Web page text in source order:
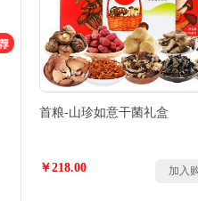
首粮-山珍如意干菌礼盒
￥218.00 加入